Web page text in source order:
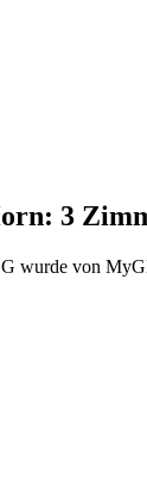
3
wurde von